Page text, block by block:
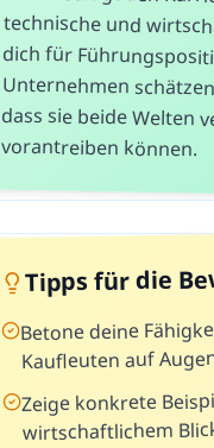
vorantreiben können.
Tipps für die
Betone deine
Kaufleuten auf
Zeige konkrete
wirtschaftlichem